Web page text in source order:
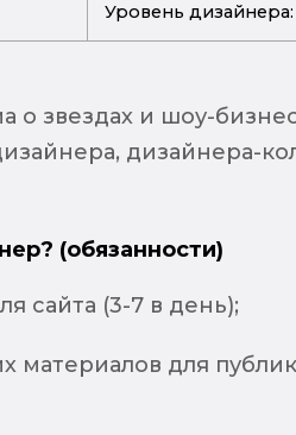
Уровень дизайнера:
о звездах и шоу-
дизайнера-
(обязанности)
сайта (3-7 в день);
материалов для